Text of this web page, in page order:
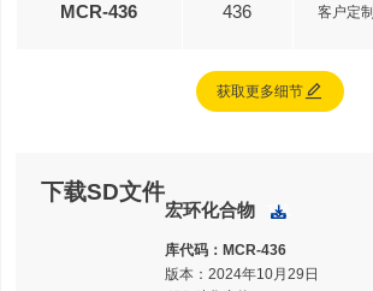
MCR-436 436 客户定制
获取更多细节
下载SD文件
宏环化合物 下载
库代码： MCR-436
版本：2024年10月29日